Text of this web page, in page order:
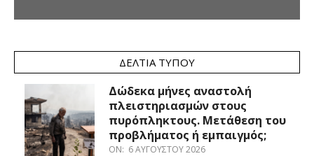
ΔΕΛΤΊΑ ΤΎΠΟΥ
Δώδεκα μήνες αναστολή
πλειστηριασμών στους
πυρόπληκτους. Μετάθεση του
προβλήματος ή εμπαιγμός;
ON: 6 ΑΥΓΟΎΣΤΟΥ 2026